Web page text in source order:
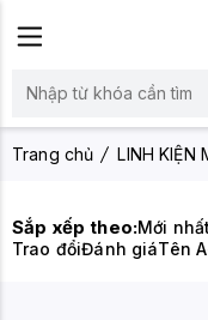
Trang chủ LINH KIỆN
Sắp xếp theo:Mới nhất
Trao đổiĐánh giáTên